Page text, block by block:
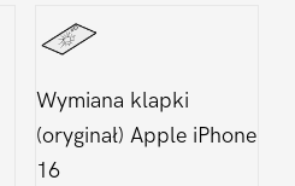
Wymiana klapki
(oryginał) Apple iPhone
16